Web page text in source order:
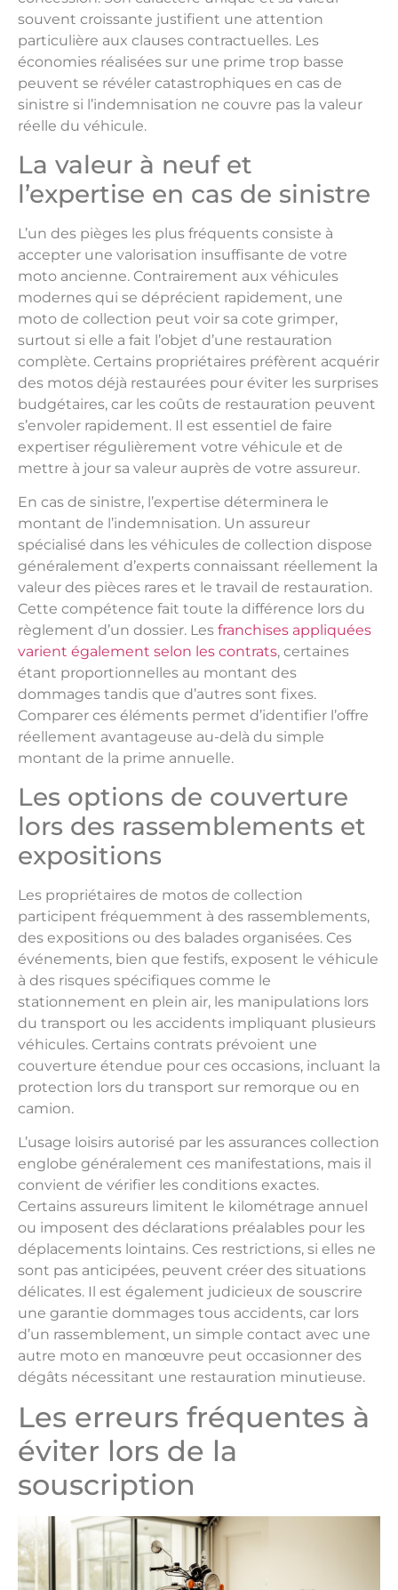
souvent croissante justifient une attention
particulière aux clauses contractuelles. Les
économies réalisées sur une prime trop basse
peuvent se révéler catastrophiques en cas de
sinistre si l’indemnisation ne couvre pas la valeur
réelle du véhicule.
La valeur à neuf et
l’expertise en cas de sinistre
L’un des pièges les plus fréquents consiste à
accepter une valorisation insuffisante de votre
moto ancienne. Contrairement aux véhicules
modernes qui se déprécient rapidement, une
moto de collection peut voir sa cote grimper,
surtout si elle a fait l’objet d’une restauration
complète. Certains propriétaires préfèrent acquérir
des motos déjà restaurées pour éviter les surprises
budgétaires, car les coûts de restauration peuvent
s’envoler rapidement. Il est essentiel de faire
expertiser régulièrement votre véhicule et de
mettre à jour sa valeur auprès de votre assureur.
En cas de sinistre, l’expertise déterminera le
montant de l’indemnisation. Un assureur
spécialisé dans les véhicules de collection dispose
généralement d’experts connaissant réellement la
valeur des pièces rares et le travail de restauration.
Cette compétence fait toute la différence lors du
règlement d’un dossier. Les franchises appliquées
varient également selon les contrats, certaines
étant proportionnelles au montant des
dommages tandis que d’autres sont fixes.
Comparer ces éléments permet d’identifier l’offre
réellement avantageuse au-delà du simple
montant de la prime annuelle.
Les options de couverture
lors des rassemblements et
expositions
Les propriétaires de motos de collection
participent fréquemment à des rassemblements,
des expositions ou des balades organisées. Ces
événements, bien que festifs, exposent le véhicule
à des risques spécifiques comme le
stationnement en plein air, les manipulations lors
du transport ou les accidents impliquant plusieurs
véhicules. Certains contrats prévoient une
couverture étendue pour ces occasions, incluant la
protection lors du transport sur remorque ou en
camion.
L’usage loisirs autorisé par les assurances collection
englobe généralement ces manifestations, mais il
convient de vérifier les conditions exactes.
Certains assureurs limitent le kilométrage annuel
ou imposent des déclarations préalables pour les
déplacements lointains. Ces restrictions, si elles ne
sont pas anticipées, peuvent créer des situations
délicates. Il est également judicieux de souscrire
une garantie dommages tous accidents, car lors
d’un rassemblement, un simple contact avec une
autre moto en manœuvre peut occasionner des
dégâts nécessitant une restauration minutieuse.
Les erreurs fréquentes à
éviter lors de la
souscription